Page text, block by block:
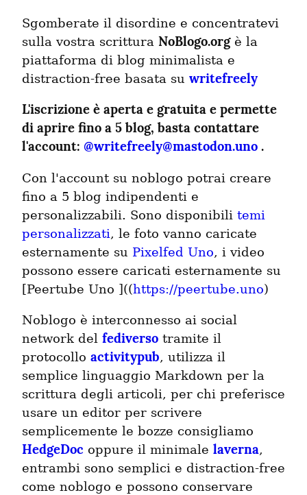
Sgomberate il disordine e concentratevi
sulla vostra scrittura NoBlogo.orgè la
piattaforma di blog minimalista e
distraction-free basata su writefreely
L'iscrizione è aperta e gratuita e permette
di aprire fino a 5 blog, basta contattare
l'account: @writefreely@mastodon.uno .
Con l'account su noblogo potrai creare
fino a 5 blog indipendenti e
personalizzabili. Sono disponibili temi
personalizzati, le foto vanno caricate
esternamente su Pixelfed Uno, i video
possono essere caricati esternamente su
[Peertube Uno ]((https://peertube.uno)
Noblogo è interconnesso ai social
network del fediverso tramite il
protocollo activitypub, utilizza il
semplice linguaggio Markdown per la
scrittura degli articoli, per chi preferisce
usare un editor per scrivere
semplicemente le bozze consigliamo
HedgeDoc oppure il minimale laverna,
entrambi sono semplici e distraction-free
come noblogo e possono conservare